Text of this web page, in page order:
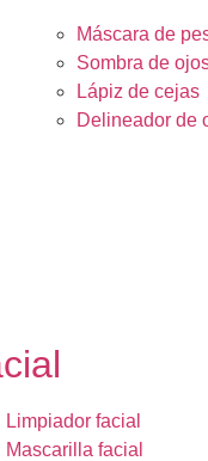
Máscara de
Sombra de
Lápiz de cejas
Delineador de
Limpiador facial
Mascarilla facial